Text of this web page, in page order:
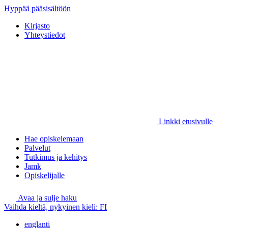
Hyppää pääsisältöön
Kirjasto
Yhteystiedot
Linkki etusivulle
Hae opiskelemaan
Palvelut
Tutkimus ja kehitys
Jamk
Opiskelijalle
Avaa ja sulje haku
Vaihda kieltä, nykyinen kieli: FI
englanti